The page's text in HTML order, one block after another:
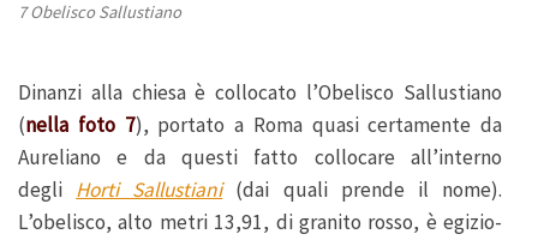
7 Obelisco Sallustiano
Dinanzi alla chiesa è collocato l’Obelisco Sallustiano
(nella foto 7), portato a Roma quasi certamente da
Aureliano e da questi fatto collocare all’interno
degli Horti Sallustiani(dai quali prende il nome).
L’obelisco, alto metri 13,91, di granito rosso, è egizio-